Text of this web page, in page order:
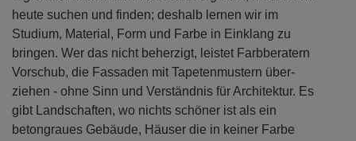
heute suchen und finden; deshalb lernen wir im
Studium, Material, Form und Farbe in Einklang zu
bringen. Wer das nicht beherzigt, leistet Farbberatern
Vorschub, die Fassaden mit Tapetenmustern über-
ziehen - ohne Sinn und Verständnis für Architektur. Es
gibt Landschaften, wo nichts schöner ist als ein
betongraues Gebäude, Häuser die in keiner Farbe